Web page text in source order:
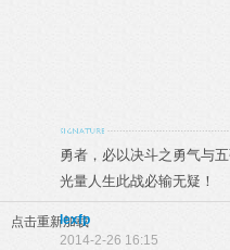
勇者，必以决斗之勇气与
光量人生此战必输无疑！
点击重新加载
lexfp
2014-2-26 16:15